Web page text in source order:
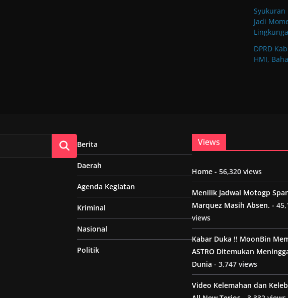
Syukuran
Jadi
DPRD
HMI,
Berita
Daerah
Agenda Kegiatan
Kriminal
Nasional
Politik
Views
Home - 56,320 views
Menilik Jadwal Motogp
Marquez Masih Absen. -
views
Kabar Duka !! MoonBin
ASTRO Ditemukan
Dunia - 3,747 views
Video Kelemahan dan